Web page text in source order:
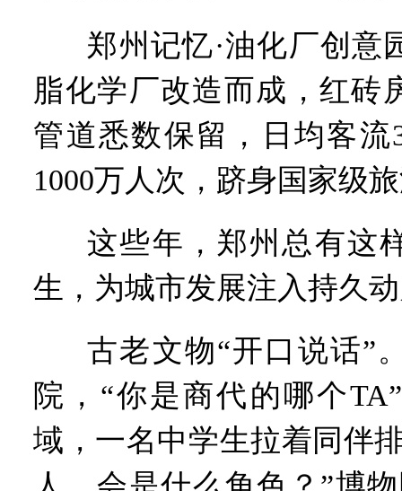
郑州记忆·油化厂创意
脂化学厂改造而成，红砖
管道悉数保留，日均客
1000万人次，跻身国家级
这些年，郑州总有这
生，为城市发展注入持久
古老文物“开口说话”
院，“你是商代的哪个
域，一名中学生拉着同伴